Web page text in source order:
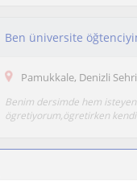
Pamukkale, Denizli
Benim dersimde hem
ögretiyorum,ögretirken